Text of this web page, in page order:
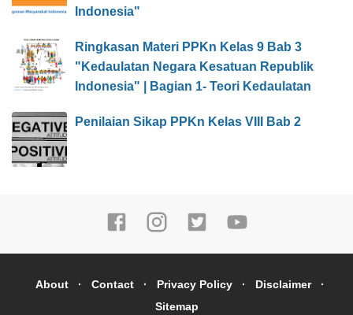
Indonesia"
Ringkasan Materi PPKn Kelas 9 Bab 3
"Kedaulatan Negara Kesatuan Republik
Indonesia" | Bagian 1- Teori Kedaulatan
Penilaian Sikap PPKn Kelas VIII Bab 2
About Contact Privacy Policy
Disclaimer
Sitemap